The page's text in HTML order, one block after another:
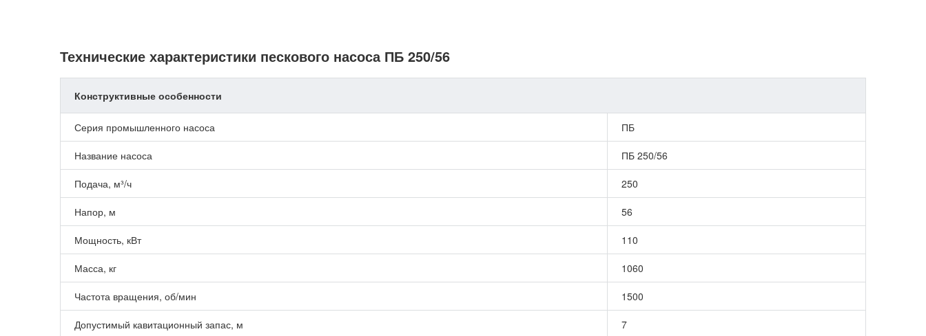
Технические характеристики пескового насоса ПБ 250/56
Конструктивные особенности
Серия промышленного насоса ПБ
Название насоса ПБ 250/56
Подача, м³/ч 250
Напор, м 56
Мощность, кВт 110
Масса, кг 1060
Частота вращения, об/мин 1500
Допустимый кавитационный запас, м 7